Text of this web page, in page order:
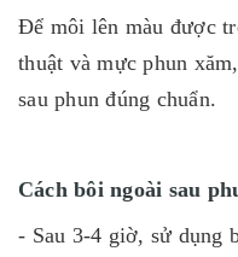
Để môi lên màu được
thuật và mực phun
sau phun đúng chuẩn.
Cách bôi ngoài sau
- Sau 3-4 giờ, sử dụng